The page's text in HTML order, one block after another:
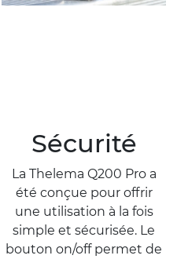
Sécurité
La Thelema Q200 Pro a
été conçue pour offrir
une utilisation à la fois
simple et sécurisée. Le
bouton on/off permet de